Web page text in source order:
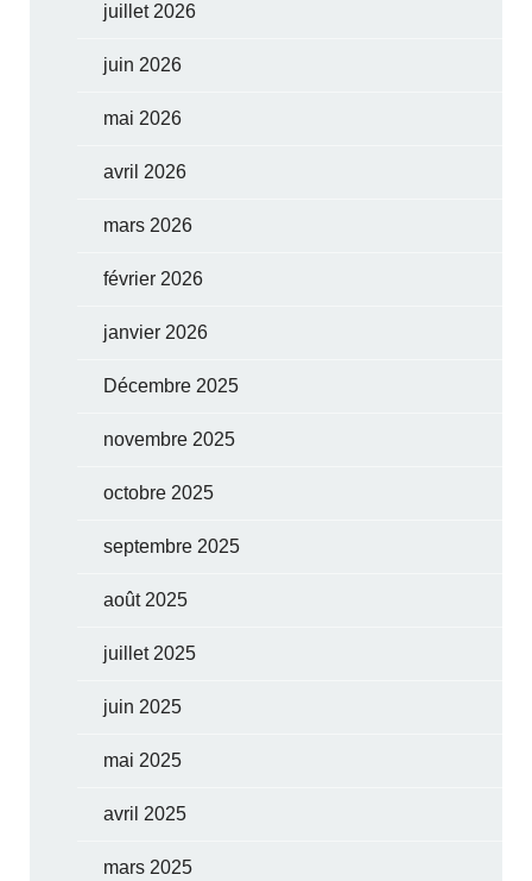
juillet 2026
juin 2026
mai 2026
avril 2026
mars 2026
février 2026
janvier 2026
Décembre 2025
novembre 2025
octobre 2025
septembre 2025
août 2025
juillet 2025
juin 2025
mai 2025
avril 2025
mars 2025